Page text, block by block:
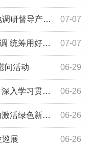
07-07
蝗灾治理等重点工作
07-07
富”美丽塔城注入强劲动能
06-29
问活动
06-26
动地区“十五五”开好局起好步
06-26
下乡公共服务平台上线仪式启动
06-26
巡展